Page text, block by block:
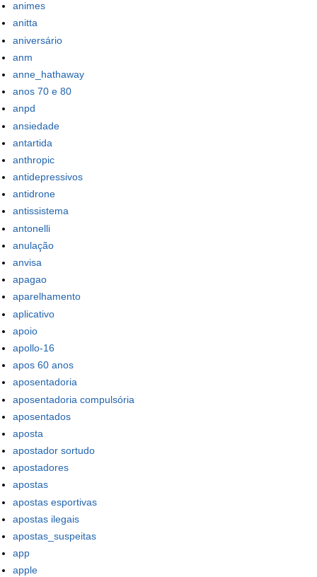
animes
anitta
aniversário
anm
anne_hathaway
anos 70 e 80
anpd
ansiedade
antartida
anthropic
antidepressivos
antidrone
antissistema
antonelli
anulação
anvisa
apagao
aparelhamento
aplicativo
apoio
apollo-16
apos 60 anos
aposentadoria
aposentadoria compulsória
aposentados
aposta
apostador sortudo
apostadores
apostas
apostas esportivas
apostas ilegais
apostas_suspeitas
app
apple